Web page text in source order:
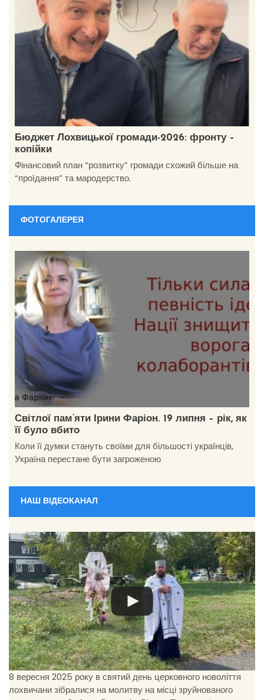
Бюджет Лохвицької громади-2026: фронту –
копійки
Фінансовий план “розвитку” громади схожий більше на
“проїдання” та мародерство.
ФОТОГАЛЕРЕЯ
Світлої пам’яти Ірини Фаріон. 19 липня – рік, як
її було вбито
Коли її думки стануть своїми для більшості українців,
Україна перестане бути загроженою
НАШ ВІДЕОКАНАЛ
8 вересня 2025 року в святий день церковного новоліття
лохвичани зібралися на молитву на місці зруйнованого